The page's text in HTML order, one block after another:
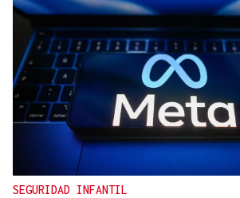
ALTA GAMA
El detenido por el atropello
Bertamiráns viajó desde Lugo
víctima
SEGURIDAD INFANTIL